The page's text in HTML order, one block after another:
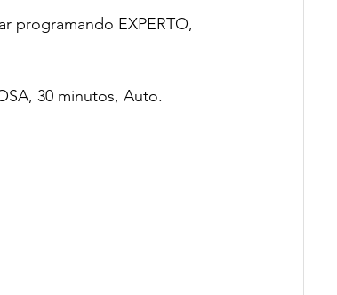
programando EXPERTO,
30 minutos, Auto.